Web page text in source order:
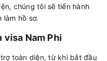
chúng tôi sẽ tiến hành
hồ sơ.
visa Nam Phi
toàn diện, từ khi bắt đầu